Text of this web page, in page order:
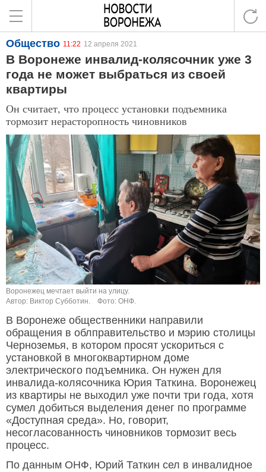
Общество 11:22 12 апреля 2021
В Воронеже инвалид-колясочник уже 3
года не может выбраться из своей
квартиры
Он считает, что процесс установки подъемника
тормозит нерасторопность чиновников
Воронежец мечтает выйти на улицу.
Автор: Виктор Субботин.
Фото: ОНФ.
В Воронеже общественники направили
обращения в облправительство и мэрию столицы
Черноземья, в котором просят ускориться с
установкой в многоквартирном доме
электрического подъемника. Он нужен для
инвалида-колясочника Юрия Таткина. Воронежец
из квартиры не выходил уже почти три года, хотя
сумел добиться выделения денег по программе
«Доступная среда». Но, говорит,
несогласованность чиновников тормозит весь
процесс.
По данным ОНФ, Юрий Таткин сел в инвалидное